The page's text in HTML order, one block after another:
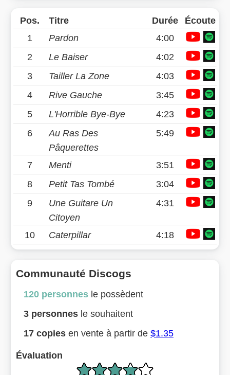
Pos. Titre Durée
Écoute
1
Pardon
4:00
2
Le Baiser
4:02
3
Tailler La Zone
4:03
4
Rive Gauche
3:45
5
L'Horrible Bye-Bye
4:23
6
Au Ras Des
Pâquerettes
5:49
7 Menti
3:51
8
Petit Tas Tombé
3:04
9
Une Guitare Un
Citoyen
4:31
10 Caterpillar 4:18
Communauté Discogs
120 personnes le possèdent
3 personnes le souhaitent
17 copies en vente à partir de $1.35
Évaluation